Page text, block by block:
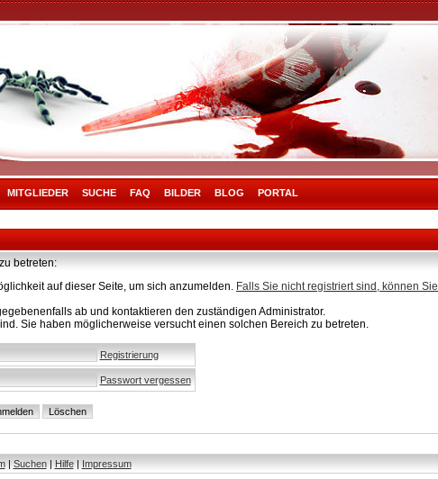
MITGLIEDER SUCHE FAQ BILDER BLOG PORTAL
betreten:
auf dieser Seite, um sich anzumelden. Falls Sie nicht registriert sind, können Sie
ab und kontaktieren den zuständigen Administrator.
Sie haben möglicherweise versucht einen solchen Bereich zu betreten.
Registrierung
Passwort vergessen
| Suchen| Hilfe| Impressum